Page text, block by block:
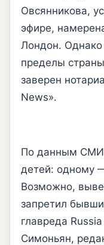
Овсянникова,
эфире,
Лондон. Однако
пределы
заверен
News».
По данным
детей: одному
Возможно,
запретил
главреда
Симоньян,